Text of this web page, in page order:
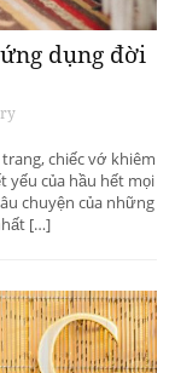
dụng đời
chiếc vớ khiêm
yếu của hầu hết mọi
chuyện của những
[…]